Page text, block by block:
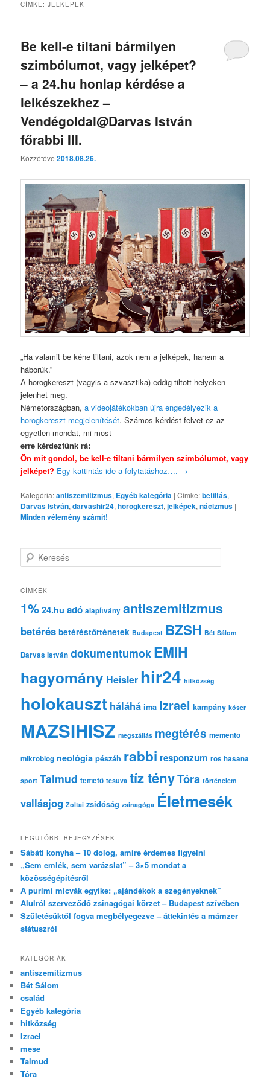
CÍMKE:JELKÉPEK
Be kell-e tiltani bármilyen
szimbólumot, vagy jelképet?
– a 24.hu honlap kérdése a
lelkészekhez –
Vendégoldal@Darvas István
főrabbi III.
Közzétéve2018.08.26.
„Ha valamit be kéne tiltani, azok nem a jelképek, hanem a
háborúk.”
A horogkereszt (vagyis a szvasztika) eddig tiltott helyeken
jelenhet meg.
Németországban,a videojátékokban újra engedélyezik a
horogkereszt megjelenítését. Számos kérdést felvet ez az
egyetlen mondat, mi most
erre kérdeztünk rá:
Ön mit gondol, be kell-e tiltani bármilyen szimbólumot, vagy
jelképet? Egy kattintás ide a folytatáshoz…. →
Kategória:antiszemitizmus, Egyéb kategória |Címke:betiltás,
Darvas István,darvashir24,horogkereszt,jelképek,nácizmus |
Minden vélemény számít!
e
e
é
CÍMKÉK
1% 24.hu adó alapítvány antiszemitizmus
betérés betéréstörténetek Budapest BZSH Bét Sálom
Darvas István dokumentumok EMIH
hagyomány Heisler hir24 hitközség
holokauszt háláhá ima Izrael kampány kóser
MAZSIHISZ megszállás megtérés memento
mikroblog neológia pészáh rabbi responzum ros hasana
sport Talmud temető tesuva tíz tényTóra történelem
vallásjog Zoltai zsidóság zsinagóga Életmesék
LEGUTÓBBI BEJEGYZÉSEK
Sábáti konyha – 10 dolog, amire érdemes figyelni
„Sem emlék, sem varázslat” – 3×5 mondat a
közösségépítésről
A purimi micvák egyike: „ajándékok a szegényeknek”
Alulról szerveződő zsinagógai körzet – Budapest szívében
Születésüktől fogva megbélyegezve – áttekintés a mámzer
státuszról
KATEGÓRIÁK
antiszemitizmus
Bét Sálom
család
Egyéb kategória
hitközség
Izrael
mese
Talmud
Tóra